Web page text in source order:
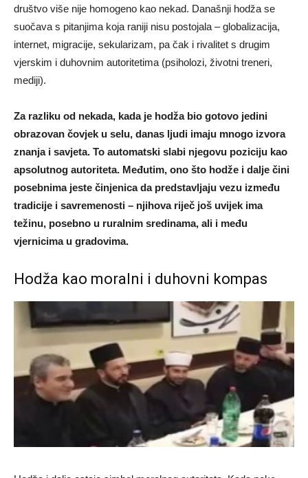
društvo više nije homogeno kao nekad. Današnji hodža se
suočava s pitanjima koja raniji nisu postojala – globalizacija,
internet, migracije, sekularizam, pa čak i rivalitet s drugim
vjerskim i duhovnim autoritetima (psiholozi, životni treneri,
mediji).
Za razliku od nekada, kada je hodža bio gotovo jedini
obrazovan čovjek u selu, danas ljudi imaju mnogo izvora
znanja i savjeta. To automatski slabi njegovu poziciju kao
apsolutnog autoriteta. Međutim, ono što hodže i dalje čini
posebnima jeste činjenica da predstavljaju vezu između
tradicije i savremenosti – njihova riječ još uvijek ima
težinu, posebno u ruralnim sredinama, ali i među
vjernicima u gradovima.
Hodža kao moralni i duhovni kompas